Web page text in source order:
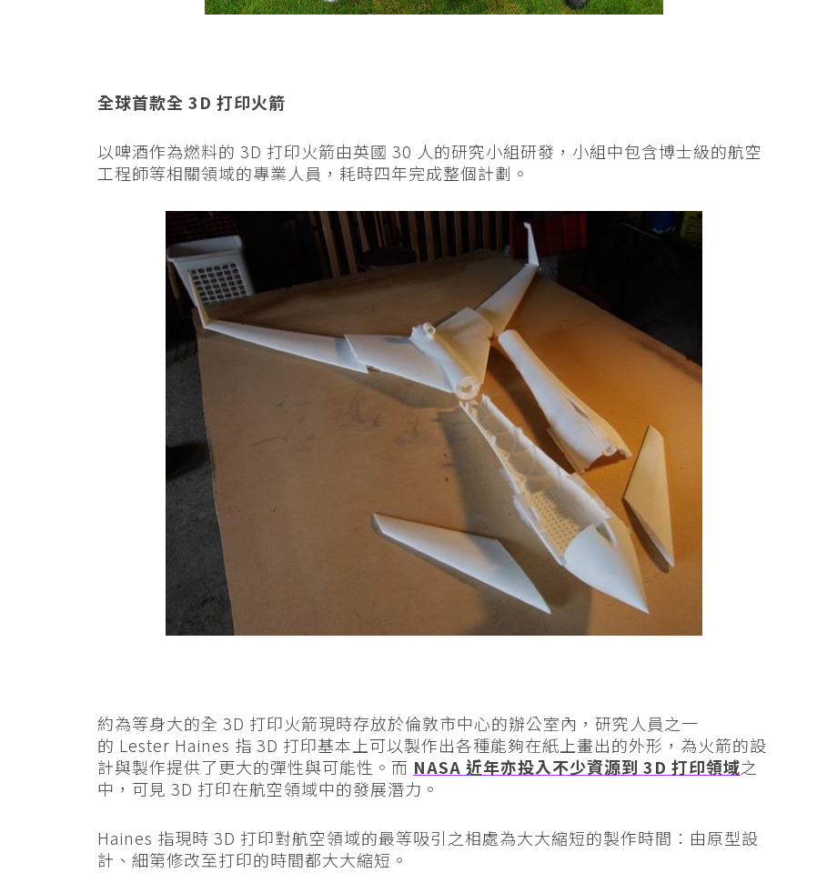
全球首款全 3D 打印火箭
以啤酒作為燃料的 3D 打印火箭由英國 30 人的研究小組研發，小組中包含博士級的航空
工程師等相關領域的專業人員，耗時四年完成整個計劃。
約為等身大的全 3D 打印火箭現時存放於倫敦市中心的辦公室內，研究人員之一
的 Lester Haines 指 3D 打印基本上可以製作出各種能夠在紙上畫出的外形，為火箭的設
計與製作提供了更大的彈性與可能性。而 NASA 近年亦投入不少資源到 3D 打印領域之
中，可見 3D 打印在航空領域中的發展潛力。
Haines 指現時 3D 打印對航空領域的最等吸引之相處為大大縮短的製作時間：由原型設
計、細第修改至打印的時間都大大縮短。